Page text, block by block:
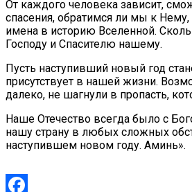
От каждого человека зависит,
спасения, обратимся ли мы к
имена в историю Вселенной.
Господу и Спасителю нашему.
Пусть наступивший новый год
присутствует в нашей жизни.
далеко, не шагнули в пропасть,
Наше Отечество всегда было с
нашу страну в любых сложных
наступившем новом году. Аминь».